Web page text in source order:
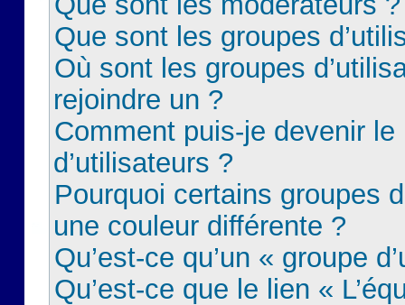
Que sont les groupes
Où sont les groupes
rejoindre un ?
Comment puis-je devenir le
d’utilisateurs ?
Pourquoi certains groupes
une couleur différente ?
Qu’est-ce qu’un « groupe
Qu’est-ce que le lien «